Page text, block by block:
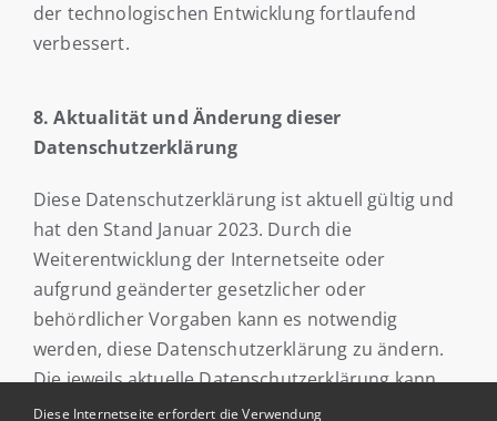
der technologischen Entwicklung fortlaufend
verbessert.
8. Aktualität und Änderung dieser
Datenschutzerklärung
Diese Datenschutzerklärung ist aktuell gültig und
hat den Stand Januar 2023. Durch die
Weiterentwicklung der Internetseite oder
aufgrund geänderter gesetzlicher oder
behördlicher Vorgaben kann es notwendig
werden, diese Datenschutzerklärung zu ändern.
Die jeweils aktuelle Datenschutzerklärung kann
jederzeit auf der Internetseite abgerufen und
Diese Internetseite erfordert die Verwendung